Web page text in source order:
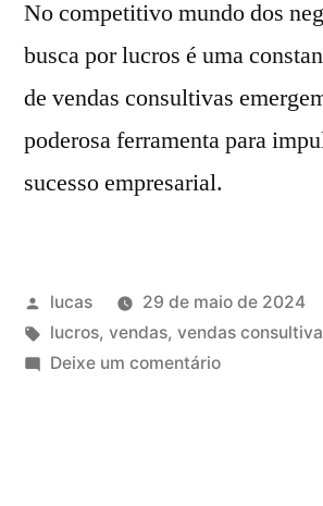
No competitivo mundo dos
busca por lucros é uma
de vendas consultivas
poderosa ferramenta para
sucesso empresarial.
lucas 29 de maio de 2024
lucros, vendas, vendas
Deixe um comentário